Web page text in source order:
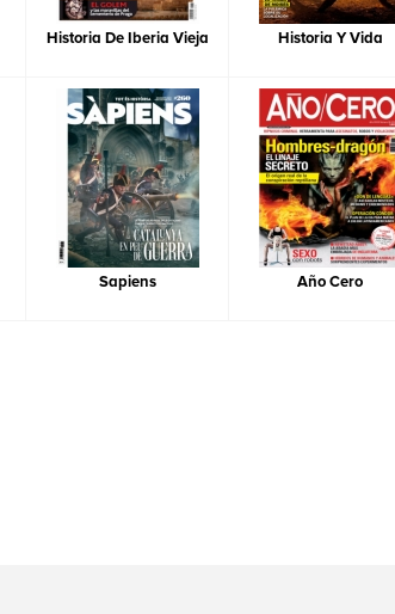
Historia De Iberia Vieja Historia Y Vida
Sapiens Año Cero